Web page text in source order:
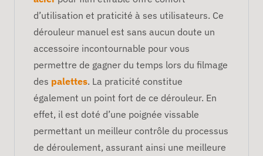
d’utilisation et praticité à ses utilisateurs. Ce
dérouleur manuel est sans aucun doute un
accessoire incontournable pour vous
permettre de gagner du temps lors du filmage
des palettes. La praticité constitue
également un point fort de ce dérouleur. En
effet, il est doté d’une poignée vissable
permettant un meilleur contrôle du processus
de déroulement, assurant ainsi une meilleure